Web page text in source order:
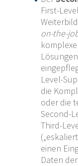
First-
on-the-
Level-
die
oder die
Second-
Third-
einen
Daten der